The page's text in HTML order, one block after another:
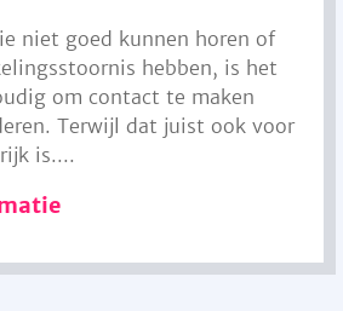
niet goed kunnen horen of
hebben, is het
om contact te maken
Terwijl dat juist ook voor
is....